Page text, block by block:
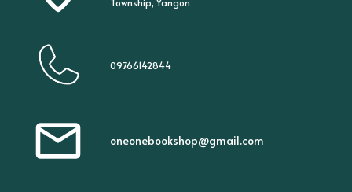
09766142844
oneonebookshop@gmail.com